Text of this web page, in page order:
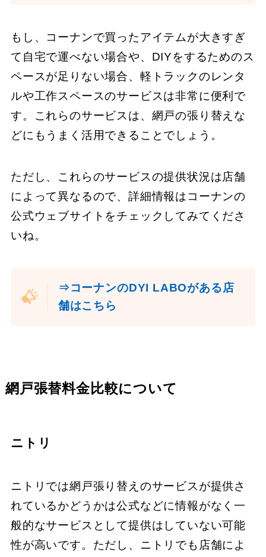
もし、コーナンで買ったアイテムが大きすぎ
て自宅で運べない場合や、DIYをするためのス
ペースが足りない場合、軽トラックのレンタ
ルや工作スペースのサービスは非常に便利で
す。これらのサービスは、網戸の張り替えな
どにもうまく活用できることでしょう。
ただし、これらのサービスの提供状況は店舗
によって異なるので、詳細情報はコーナンの
公式ウェブサイトをチェックしてみてくださ
いね。
⇒コーナンのDYI LABOがある店
舗はこちら
網戸張替料金比較について
ニトリ
ニトリでは網戸張り替えのサービスが提供さ
れているかどうかは公式などに情報がなく一
般的なサービスとして提供はしていない可能
性が高いです。ただし、ニトリでも店舗によ